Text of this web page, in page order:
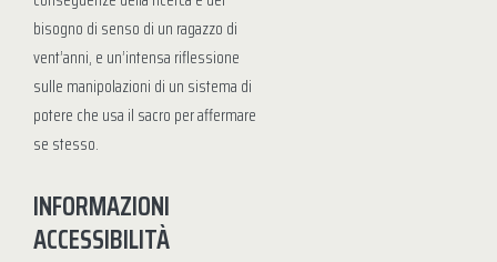
bisogno di senso di un ragazzo di
vent’anni, e un’intensa riflessione
sulle manipolazioni di un sistema di
potere che usa il sacro per affermare
se stesso.
INFORMAZIONI
ACCESSIBILITÀ